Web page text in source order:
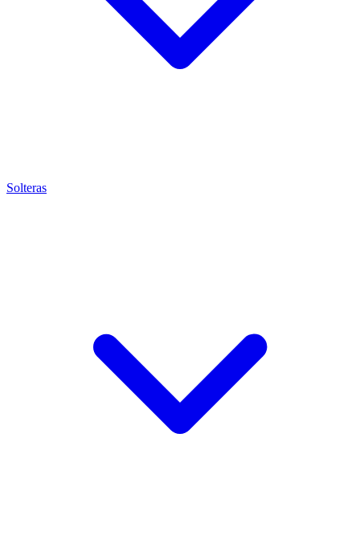
Solteras